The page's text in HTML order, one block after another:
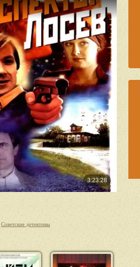
Советские детективы